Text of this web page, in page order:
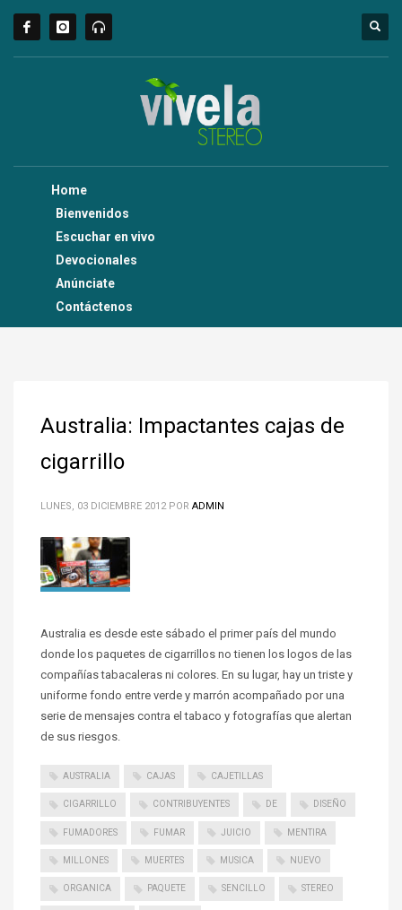
Home
Bienvenidos
Escuchar en vivo
Devocionales
Anúnciate
Contáctenos
Australia: Impactantes cajas de
cigarrillo
LUNES, 03 DICIEMBRE 2012 POR ADMIN
Australia es desde este sábado el primer país del mundo
donde los paquetes de cigarrillos no tienen los logos de las
compañías tabacaleras ni colores. En su lugar, hay un triste y
uniforme fondo entre verde y marrón acompañado por una
serie de mensajes contra el tabaco y fotografías que alertan
de sus riesgos.
AUSTRALIA CAJAS CAJETILLAS
CIGARRILLO CONTRIBUYENTES DE DISEÑO
FUMADORES FUMAR JUICIO MENTIRA
MILLONES MUERTES MUSICA NUEVO
ORGANICA PAQUETE SENCILLO STEREO